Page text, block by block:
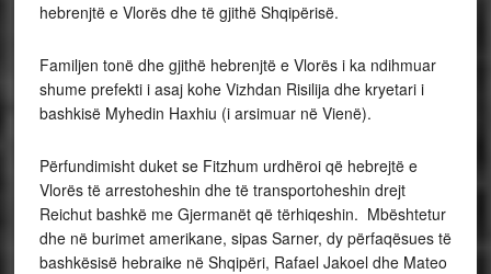
hebrenjtë e Vlorës dhe të gjithë Shqipërisë.
Familjen tonë dhe gjithë hebrenjtë e Vlorës i ka ndihmuar
shume prefekti i asaj kohe Vizhdan Risilija dhe kryetari i
bashkisë Myhedin Haxhiu (i arsimuar në Vienë).
Përfundimisht duket se Fitzhum urdhëroi që hebrejtë e
Vlorës të arrestoheshin dhe të transportoheshin drejt
Reichut bashkë me Gjermanët që tërhiqeshin. Mbështetur
dhe në burimet amerikane, sipas Sarner, dy përfaqësues të
bashkësisë hebraike në Shqipëri, Rafael Jakoel dhe Mateo